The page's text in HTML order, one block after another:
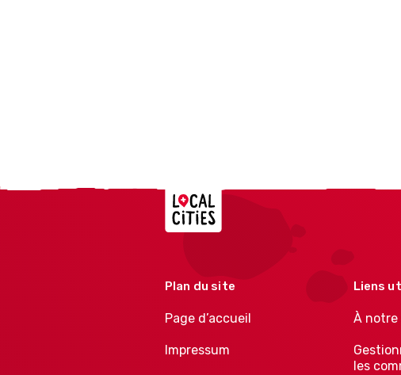
Localcities
Plan du site
Page d’accueil
Impressum
Liens
À
les